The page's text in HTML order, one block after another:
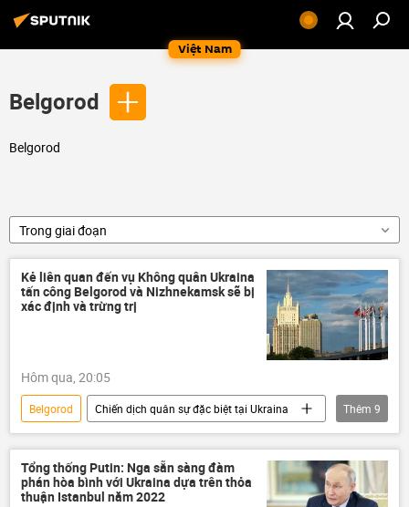
Việt Nam
Belgorod
Belgorod
Trong giai đoạn
Kẻ liên quan đến vụ Không quân Ukraina
tấn công Belgorod và Nizhnekamsk sẽ bị
xác định và trừng trị
Hôm qua, 20:05
Belgorod
Chiến dịch quân sự đặc biệt tại Ukraina
Nga
Bộ Ngoại giao Nga
Ukraina
Cuộc khủng hoảng ở Ukraina
Thế giới
lực lượng vũ trang
Kazan
Thêm 9
Tổng thống Putin: Nga sẵn sàng đàm
phán hòa bình với Ukraina dựa trên thỏa
thuận Istanbul năm 2022